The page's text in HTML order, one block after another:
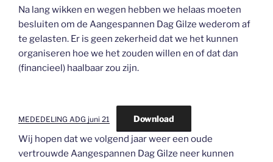
Na lang wikken en wegen hebben we helaas moeten
besluiten om de Aangespannen Dag Gilze wederom af
te gelasten. Er is geen zekerheid dat we het kunnen
organiseren hoe we het zouden willen en of dat dan
(financieel) haalbaar zou zijn.
MEDEDELING ADG juni 21 Download
Wij hopen dat we volgend jaar weer een oude
vertrouwde Aangespannen Dag Gilze neer kunnen